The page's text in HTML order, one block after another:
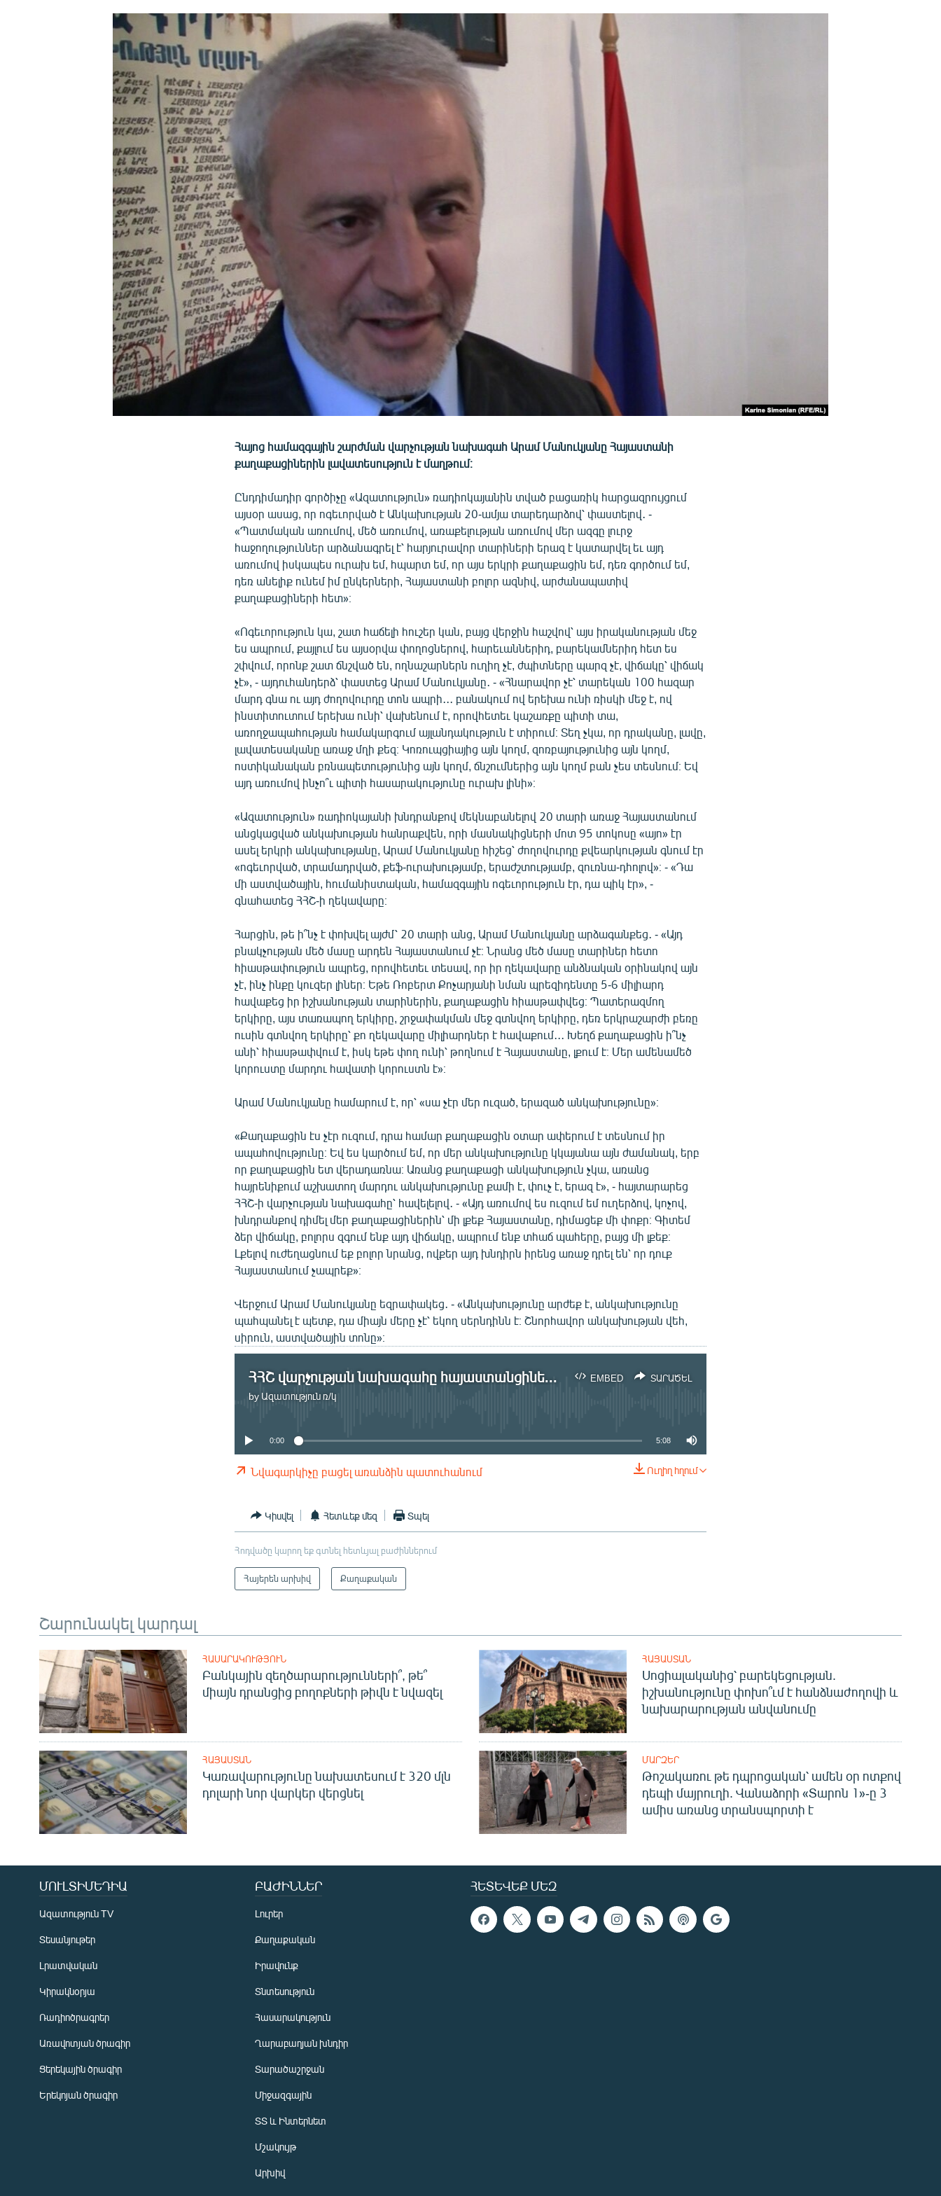
ՄԵԿՆԱԲԱՆՈՒԹՅՈՒՆ
ՁԳՏԵԼՈՎ ԼԱՎԱԳՈՒՅՆԻՆ
Հայոց համազգային շարժման վարչության նախագահ Արամ Մանուկյանը Հայաստանի
քաղաքացիներին լավատեսություն է մաղթում։
Ընդդիմադիր գործիչը «Ազատություն» ռադիոկայանին տված բացառիկ հարցազրույցում
այսօր ասաց, որ ոգեւորված է Անկախության 20-ամյա տարեդարձով՝ փաստելով․ -
«Պատմական առումով, մեծ առումով, առաքելության առումով մեր ազգը լուրջ
հաջողություններ արձանագրել է՝ հարյուրավոր տարիների երազ է կատարվել եւ այդ
առումով իսկապես ուրախ եմ, հպարտ եմ, որ այս երկրի քաղաքացին եմ, դեռ գործում եմ,
դեռ անելիք ունեմ իմ ընկերների, Հայաստանի բոլոր ազնիվ, արժանապատիվ
քաղաքացիների հետ»։
«Ոգեւորություն կա, շատ հաճելի հուշեր կան, բայց վերջին հաշվով՝ այս իրականության մեջ
ես ապրում, քայլում ես այսօրվա փողոցներով, հարեւաններիդ, բարեկամներիդ հետ ես
շփվում, որոնք շատ ճնշված են, ողնաշարներն ուղիղ չէ, ժպիտները պարզ չէ, վիճակը՝ վիճակ
չէ», - այդուհանդերձ՝ փաստեց Արամ Մանուկյանը․ - «Հնարավոր չէ՝ տարեկան 100 հազար
մարդ գնա ու այդ ժողովուրդը տոն ապրի․․․ բանակում ով երեխա ունի ռիսկի մեջ է, ով
ինստիտուտում երեխա ունի՝ վախենում է, որովհետեւ կաշառքը պիտի տա,
առողջապահության համակարգում այլանդակություն է տիրում։ Տեղ չկա, որ դրականը, լավը,
լավատեսականը առաջ մղի քեզ։ Կոռուպցիայից այն կողմ, զոռբայությունից այն կողմ,
ոստիկանական բռնապետությունից այն կողմ, ճնշումներից այն կողմ բան չես տեսնում։ Եվ
այդ առումով ինչո՞ւ պիտի հասարակությունը ուրախ լինի»։
«Ազատություն» ռադիոկայանի խնդրանքով մեկնաբանելով 20 տարի առաջ Հայաստանում
անցկացված անկախության հանրաքվեն, որի մասնակիցների մոտ 95 տոկոսը «այո» էր
ասել երկրի անկախությանը, Արամ Մանուկյանը հիշեց՝ ժողովուրդը քվեարկության գնում էր
«ոգեւորված, տրամադրված, քեֆ-ուրախությամբ, երաժշտությամբ, զուռնա-դհոլով»։ - «Դա
մի աստվածային, հումանիստական, համազգային ոգեւորություն էր, դա պիկ էր», -
գնահատեց ՀՀՇ-ի ղեկավարը։
Հարցին, թե ի՞նչ է փոխվել այժմ՝ 20 տարի անց, Արամ Մանուկյանը արձագանքեց․ - «Այդ
բնակչության մեծ մասը արդեն Հայաստանում չէ։ Նրանց մեծ մասը տարիներ հետո
հիասթափություն ապրեց, որովհետեւ տեսավ, որ իր ղեկավարը անձնական օրինակով այն
չէ, ինչ ինքը կուզեր լիներ։ Եթե Ռոբերտ Քոչարյանի նման պրեզիդենտը 5-6 միլիարդ
հավաքեց իր իշխանության տարիներին, քաղաքացին հիասթափվեց։ Պատերազմող
երկիրը, այս տառապող երկիրը, շրջափակման մեջ գտնվող երկիրը, դեռ երկրաշարժի բեռը
ուսին գտնվող երկիրը՝ քո ղեկավարը միլիարդներ է հավաքում․․․ Խեղճ քաղաքացին ի՞նչ
անի՝ հիասթափվում է, իսկ եթե փող ունի՝ թողնում է Հայաստանը, լքում է։ Մեր ամենամեծ
կորուստը մարդու հավատի կորուստն է»։
Արամ Մանուկյանը համարում է, որ՝ «սա չէր մեր ուզած, երազած անկախությունը»։
«Քաղաքացին էս չէր ուզում, դրա համար քաղաքացին օտար ափերում է տեսնում իր
ապահովությունը։ Եվ ես կարծում եմ, որ մեր անկախությունը կկայանա այն ժամանակ, երբ
որ քաղաքացին ետ վերադառնա։ Առանց քաղաքացի անկախություն չկա, առանց
հայրենիքում աշխատող մարդու անկախությունը քամի է, փուչ է, երազ է», - հայտարարեց
ՀՀՇ-ի վարչության նախագահը՝ հավելելով․ - «Այդ առումով ես ուզում եմ ուղերձով, կոչով,
խնդրանքով դիմել մեր քաղաքացիներին՝ մի լքեք Հայաստանը, դիմացեք մի փոքր։ Գիտեմ
ձեր վիճակը, բոլորս զգում ենք այդ վիճակը, ապրում ենք տհաճ պահերը, բայց մի լքեք։
Լքելով ուժեղացնում եք բոլոր նրանց, ովքեր այդ խնդիրն իրենց առաջ դրել են՝ որ դուք
Հայաստանում չապրեք»։
Վերջում Արամ Մանուկյանը եզրափակեց․ - «Անկախությունը արժեք է, անկախությունը
պահպանել է պետք, դա միայն մերը չէ՝ եկող սերնդինն է։ Շնորհավոր անկախության վեհ,
սիրուն, աստվածային տոնը»։
EMBED ՏԱՐԱԾԵԼ
ՀՀՇ վարչության նախագահը հայաստանցիներին կոչ է անում չլքել երկիրը
by Ազատություն ռ/կ
ՏԱՐԱԾԵԼ
0:00 5:08
Ուղիղ հղում
Նվագարկիչը բացել առանձին պատուհանում
Կիսվել Հետևեք մեզ Տպել
Հոդվածը կարող եք գտնել հետևյալ բաժիններում
Հայերեն արխիվ Քաղաքական
Շարունակել կարդալ
ՀԱՍԱՐԱԿՈՒԹՅՈՒՆ
Բանկային զեղծարարությունների՞, թե՞
միայն դրանցից բողոքների թիվն է նվազել
ՀԱՅԱՍՏԱՆ
Սոցիալականից՝ բարեկեցության.
իշխանությունը փոխո՞ւմ է հանձնաժողովի և
նախարարության անվանումը
ՀԱՅԱՍՏԱՆ
Կառավարությունը նախատեսում է 320 մլն
դոլարի նոր վարկեր վերցնել
ՄԱՐԶԵՐ
Թոշակառու թե դպրոցական՝ ամեն օր ոտքով
դեպի մայրուղի. Վանաձորի «Տարոն 1»-ը 3
ամիս առանց տրանսպորտի է
ՀԵՏԵՎԵՔ ՄԵԶ
ՄՈՒԼՏԻՄԵԴԻԱ
Ազատություն TV
Տեսանյութեր
Լրատվական
Կիրակնօրյա
Ռադիոծրագրեր
Առավոտյան ծրագիր
Ցերեկային ծրագիր
Երեկոյան ծրագիր
ԲԱԺԻՆՆԵՐ
Լուրեր
Քաղաքական
Իրավունք
Տնտեսություն
Հասարակություն
Ղարաբաղյան խնդիր
Տարածաշրջան
Միջազգային
ՏՏ և Ինտերնետ
Մշակույթ
Արխիվ